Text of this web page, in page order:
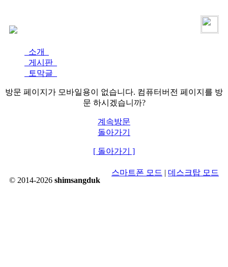
소개
게시판
토막글
방문 페이지가 모바일용이 없습니다. 컴퓨터버전 페이지를 방
문 하시겠습니까?
계속방문
돌아가기
[ 돌아가기 ]
© 2014-2026 shimsangduk
스마트폰 모드 | 데스크탑 모드